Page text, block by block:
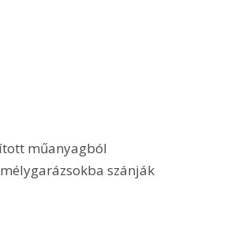
műanyagból
szánják